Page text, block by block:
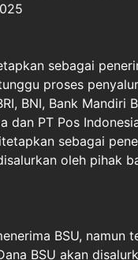
sebagai
proses
BNI, Bank Mandiri
dan PT Pos
sebagai
oleh pihak
BSU, namun
BSU akan